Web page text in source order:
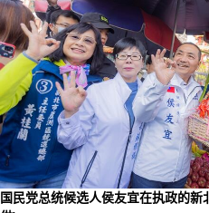
国民党总统候选人侯友宜在执政的